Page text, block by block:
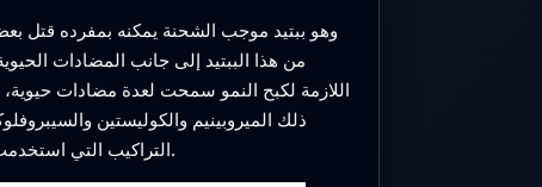
من هذا الببتيد إلى جانب المضادات
ذلك الميروبينيم والكوليستين
التراكيب التي استخدمت جرعات ضعيفة من كلا الدواءين معًا إزالة البكتيريا بالكامل في حالات لم تستطع أي من الدواءين السيطرة عليها بمفردها.